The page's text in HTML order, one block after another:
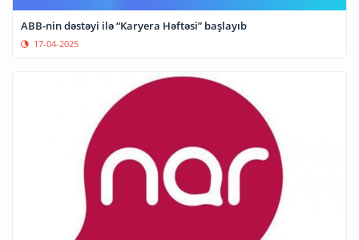
ABB-nin dəstəyi ilə “Karyera Həftəsi” başlayıb
17-04-2025